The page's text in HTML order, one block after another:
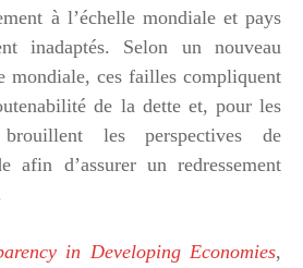
à l’échelle mondiale et pays
inadaptés. Selon un nouveau
mondiale, ces failles compliquent
de la dette et, pour les
brouillent les perspectives de
afin d’assurer un redressement
in Developing Economies,